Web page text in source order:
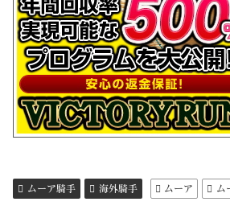
ムーア騎手 海外騎手 ムーア ム